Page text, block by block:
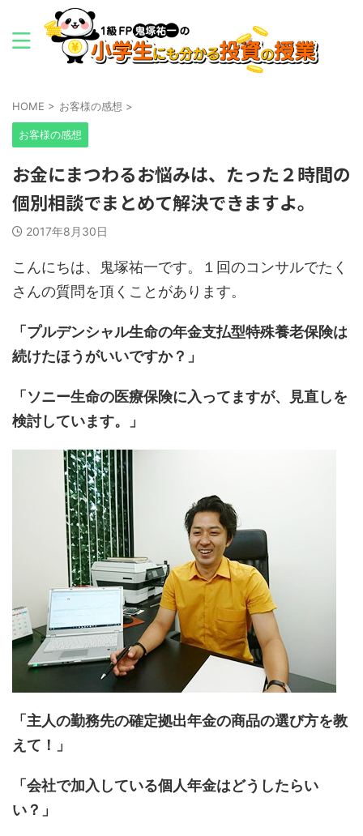
HOME > お客様の感想 >
お客様の感想
お金にまつわるお悩みは、たった２時間の
個別相談でまとめて解決できますよ。
2017年8月30日
こんにちは、鬼塚祐一です。１回のコンサルでたく
さんの質問を頂くことがあります。
「プルデンシャル生命の年金支払型特殊養老保険は
続けたほうがいいですか？」
「ソニー生命の医療保険に入ってますが、見直しを
検討しています。」
「主人の勤務先の確定拠出年金の商品の選び方を教
えて！」
「会社で加入している個人年金はどうしたらい
い？」